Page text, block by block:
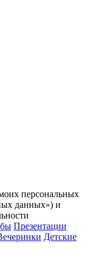
персональных
данных») и
Презентации
Детские